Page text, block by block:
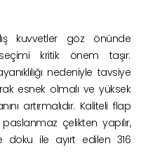
kuvvetler göz önünde
kritik önem taşır.
nedeniyle tavsiye
esnek olmalı ve yüksek
artırmalıdır. Kaliteli flap
çelikten yapılır,
doku ile ayırt edilen 316